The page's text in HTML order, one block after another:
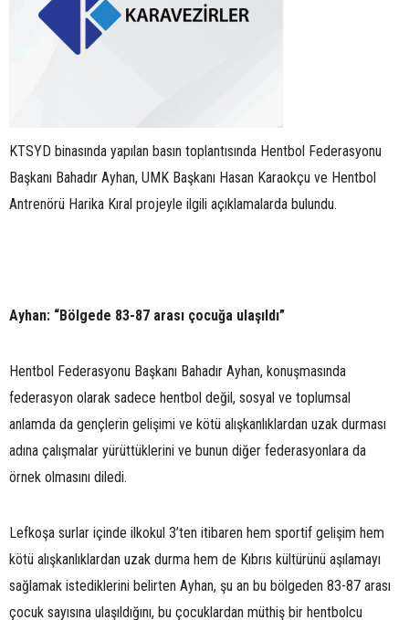
KTSYD binasında yapılan basın toplantısında Hentbol Federasyonu
Başkanı Bahadır Ayhan, UMK Başkanı Hasan Karaokçu ve Hentbol
Antrenörü Harika Kıral projeyle ilgili açıklamalarda bulundu.
Ayhan: “Bölgede 83-87 arası çocuğa ulaşıldı”
Hentbol Federasyonu Başkanı Bahadır Ayhan, konuşmasında
federasyon olarak sadece hentbol değil, sosyal ve toplumsal
anlamda da gençlerin gelişimi ve kötü alışkanlıklardan uzak durması
adına çalışmalar yürüttüklerini ve bunun diğer federasyonlara da
örnek olmasını diledi.
Lefkoşa surlar içinde ilkokul 3’ten itibaren hem sportif gelişim hem
kötü alışkanlıklardan uzak durma hem de Kıbrıs kültürünü aşılamayı
sağlamak istediklerini belirten Ayhan, şu an bu bölgeden 83-87 arası
çocuk sayısına ulaşıldığını, bu çocuklardan müthiş bir hentbolcu